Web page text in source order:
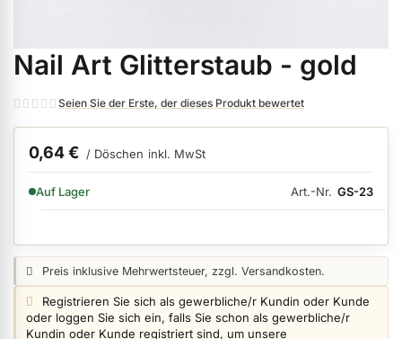
Gel Polish anzeigen
Acryl anzeigen
Nagellack & Flüssigkeiten anzeigen
NailArt anzeigen
Nagelfeilen, Werkzeuge, Tips & Zubehör anzeigen
Zum
Anfang
der
Bildgalerie
springen
Nail Art Glitterstaub - gold
Seien Sie der Erste, der dieses Produkt bewertet
0,64 € / Döschen inkl. MwSt
VERFÜGBARKEIT:
Auf Lager Art.-Nr. GS-23
Preisangabe:
Preis inklusive Mehrwertsteuer, zzgl. Versandkosten.
Login info:
Registrieren Sie sich als gewerbliche/r Kundin oder Kunde
oder loggen Sie sich ein, falls Sie schon als gewerbliche/r
Kundin oder Kunde registriert sind, um unsere